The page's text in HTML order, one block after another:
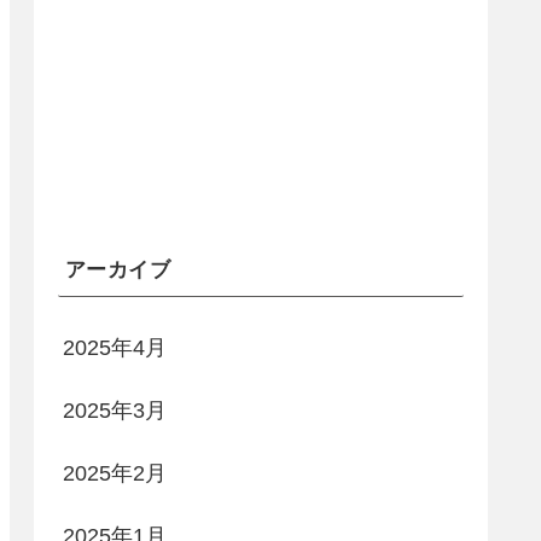
アーカイブ
2025年4月
2025年3月
2025年2月
2025年1月